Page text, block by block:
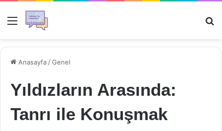
Menü
Anasayfa /Genel
Yıldızların Arasında:
Tanrı ile Konuşmak